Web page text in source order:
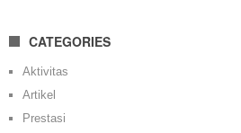
CATEGORIES
Aktivitas
Artikel
Prestasi